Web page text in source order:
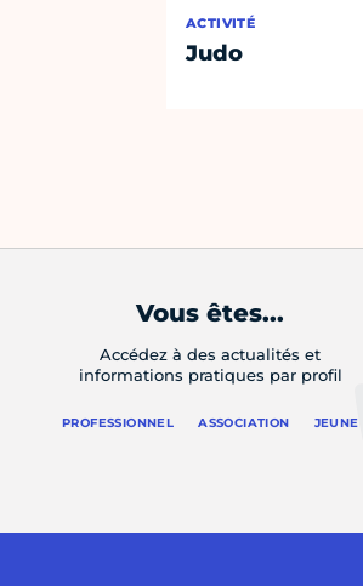
ACTIVITÉ
Judo
Vous êtes...
Accédez à des actualités et
informations pratiques par profil
PROFESSIONNEL ASSOCIATION JEUNE